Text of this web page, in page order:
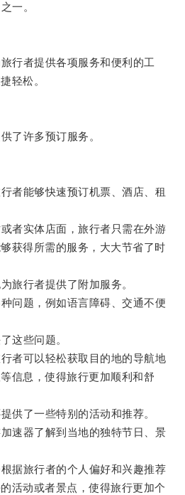
一。
者提供各项服务和便利的工
轻松。
许多预订服务。
能够快速预订机票、酒店、租
实体店面，旅行者只需在外游
获得所需的服务，大大节省了时
行者提供了附加服务。
题，例如语言障碍、交通不便
些问题。
可以轻松获取目的地的导航地
信息，使得旅行更加顺利和舒
了一些特别的活动和推荐。
器了解到当地的独特节日、景
旅行者的个人偏好和兴趣推荐
活动或者景点，使得旅行更加个